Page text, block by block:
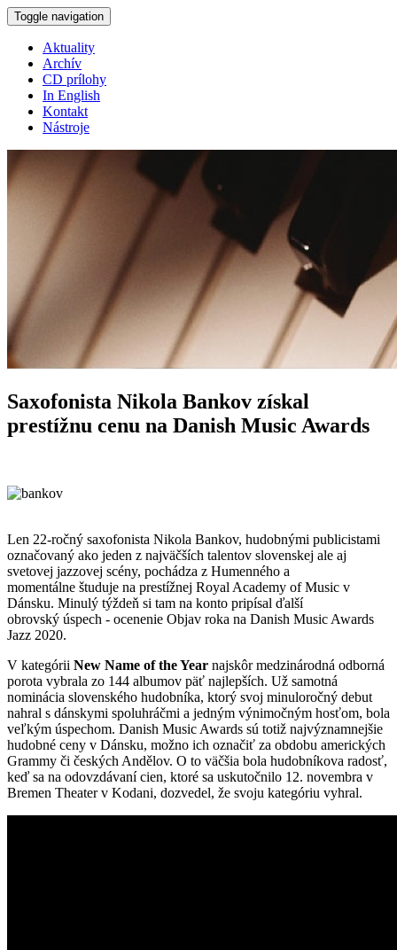
Skočiť na hlavný obsah
Toggle navigation
Aktuality
Archív
CD prílohy
In English
Kontakt
Nástroje
Saxofonista Nikola Bankov získal
prestížnu cenu na Danish Music Awards
Len 22-ročný saxofonista Nikola Bankov, hudobnými publicistami
označovaný ako jeden z najväčších talentov slovenskej ale aj
svetovej jazzovej scény, pochádza z Humenného a
momentálne študuje na prestížnej Royal Academy of Music v
Dánsku. Minulý týždeň si tam na konto pripísal ďalší
obrovský úspech - ocenenie Objav roka na Danish Music Awards
Jazz 2020.
V kategórii New Name of the Year najskôr medzinárodná odborná
porota vybrala zo 144 albumov päť najlepších. Už samotná
nominácia slovenského hudobníka, ktorý svoj minuloročný debut
nahral s dánskymi spoluhráčmi a jedným výnimočným hosťom, bola
veľkým úspechom. Danish Music Awards sú totiž najvýznamnejšie
hudobné ceny v Dánsku, možno ich označiť za obdobu amerických
Grammy či českých Andělov. O to väčšia bola hudobníkova radosť,
keď sa na odovzdávaní cien, ktoré sa uskutočnilo 12. novembra v
Bremen Theater v Kodani, dozvedel, že svoju kategóriu vyhral.